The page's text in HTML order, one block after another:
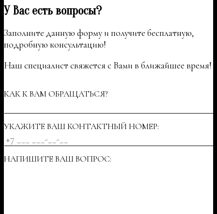
У Вас есть вопросы?
Заполните данную форму и получите бесплатную,
подробную консультацию!
Наш специалист свяжется с Вами в ближайшее время!
КАК К ВАМ ОБРАЩАТЬСЯ?
УКАЖИТЕ ВАШ КОНТАКТНЫЙ НОМЕР:
НАПИШИТЕ ВАШ ВОПРОС: